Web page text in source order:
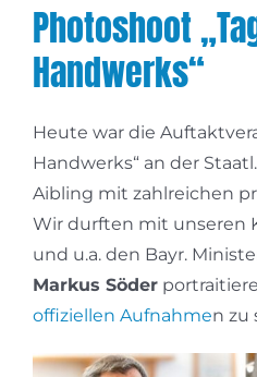
Photoshoot
Handwerks“
Heute war die
Handwerks“ an der
Aibling mit zahlreichen
Wir durften mit unseren
und u.a. den Bayr.
Markus Söder
offiziellen Aufnahmen zu